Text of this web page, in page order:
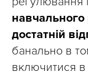
достатній
банально в
включитися в